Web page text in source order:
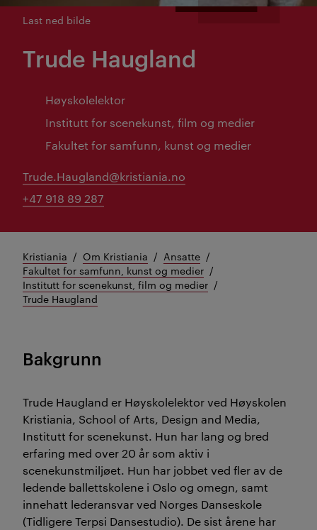
Last ned bilde
Trude Haugland
Høyskolelektor
Institutt for scenekunst, film og medier
Fakultet for samfunn, kunst og medier
Trude.Haugland@kristiania.no
+47 918 89 287
Kristiania Om Kristiania
Ansatte
Fakultet for samfunn, kunst og medier
Institutt for scenekunst, film og medier
Trude Haugland
Bakgrunn
Trude Haugland er Høyskolelektor ved Høyskolen
Kristiania, School of Arts, Design and Media,
Institutt for scenekunst. Hun har lang og bred
erfaring med over 20 år som aktiv i
scenekunstmiljøet. Hun har jobbet ved fler av de
ledende ballettskolene i Oslo og omegn, samt
innehatt lederansvar ved Norges Danseskole
(Tidligere Terpsi Dansestudio). De sist årene har